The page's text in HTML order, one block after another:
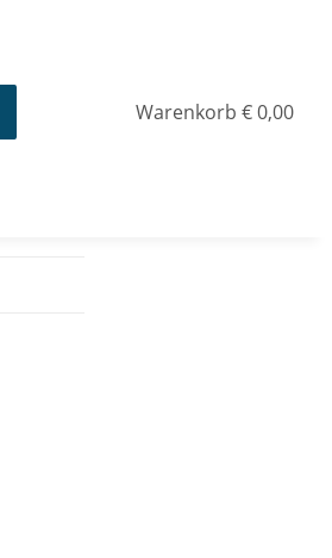
Warenkorb € 0,00